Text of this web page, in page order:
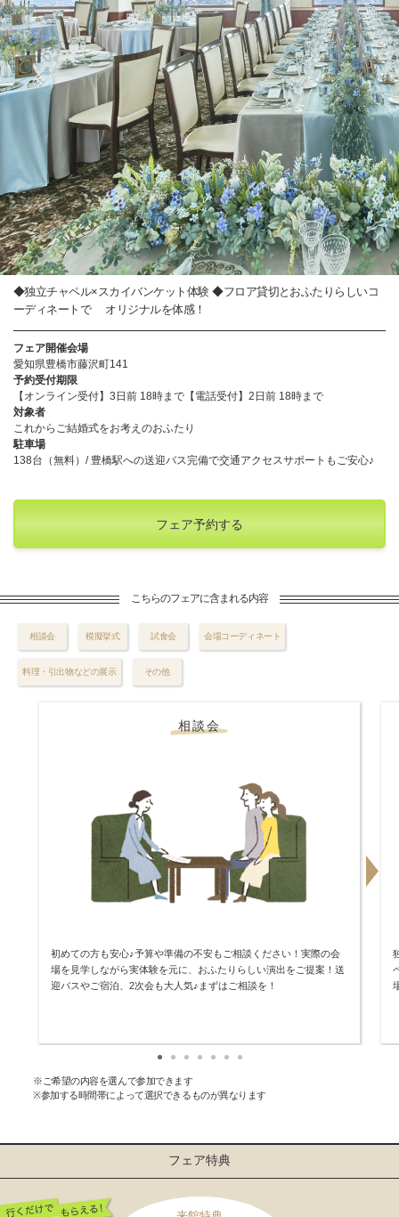
◆独立チャペル×スカイバンケット体験 ◆フロア貸切とおふたりらしいコ
ーディネートで オリジナルを体感！
フェア開催会場
愛知県豊橋市藤沢町141
予約受付期限
【オンライン受付】3日前 18時まで【電話受付】2日前 18時まで
対象者
これからご結婚式をお考えのおふたり
駐車場
138台（無料）/ 豊橋駅への送迎バス完備で交通アクセスサポートもご安心♪
フェア予約する
こちらのフェアに含まれる内容
相談会 模擬挙式 試食会 会場コーディネート
料理・引出物などの展示 その他
相談会
初めての方も安心♪予算や準備の不安もご相談ください！実際の会
場を見学しながら実体験を元に、おふたりらしい演出をご提案！送
迎バスやご宿泊、2次会も大人気♪まずはご相談を！
※ご希望の内容を選んで参加できます
※参加する時間帯によって選択できるものが異なります
フェア特典